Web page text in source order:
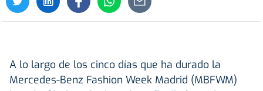
A lo largo de los cinco días que ha durado la
Mercedes-Benz Fashion Week Madrid (MBFWM)